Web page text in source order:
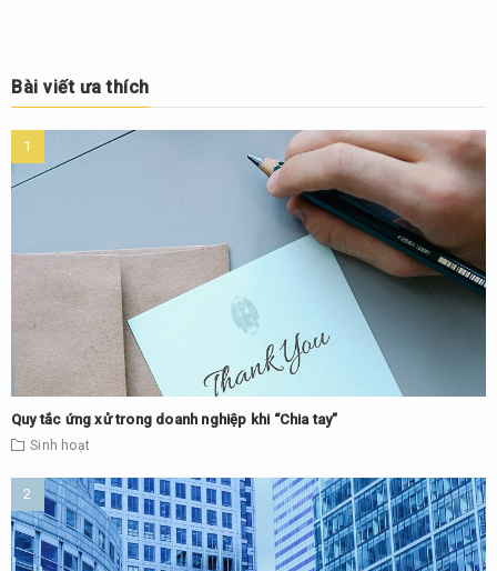
Bài viết ưa thích
Quy tắc ứng xử trong doanh nghiệp khi “Chia tay”
Sinh hoạt